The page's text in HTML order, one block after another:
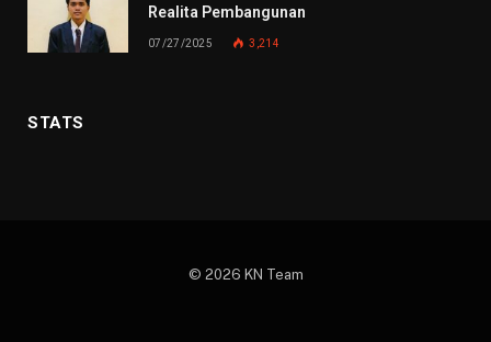
Realita Pembangunan
07/27/2025 3,214
STATS
© 2026 KN Team